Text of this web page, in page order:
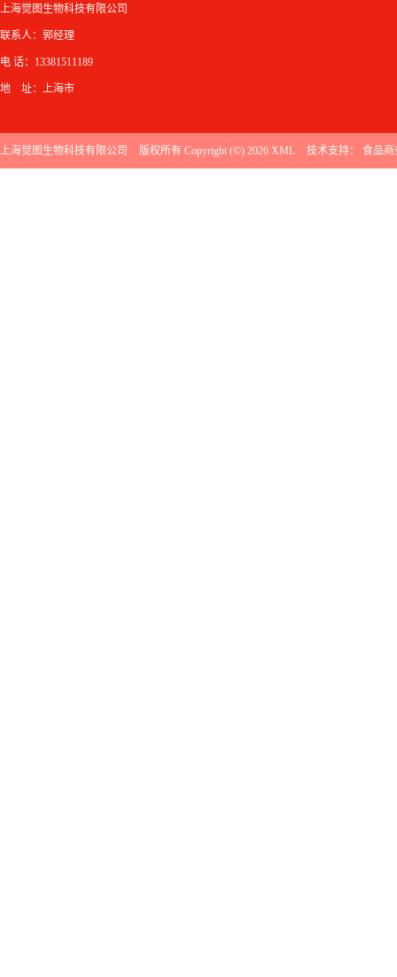
上海觉图生物科技有限公司
联系人：郭经理
电 话：13381511189
地 址：上海市
上海觉图生物科技有限公司 版权所有 Copyright (©) 2026 XML 技术支持： 食品商